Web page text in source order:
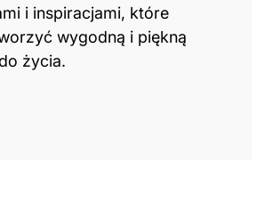
i inspiracjami, które
wygodną i piękną
życia.